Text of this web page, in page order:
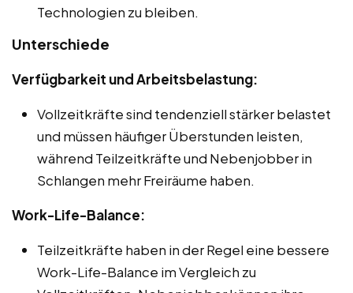
Technologien zu bleiben.
Unterschiede
Verfügbarkeit und Arbeitsbelastung:
Vollzeitkräfte sind tendenziell stärker belastet
und müssen häufiger Überstunden leisten,
während Teilzeitkräfte und Nebenjobber in
Schlangen mehr Freiräume haben.
Work-Life-Balance:
Teilzeitkräfte haben in der Regel eine bessere
Work-Life-Balance im Vergleich zu